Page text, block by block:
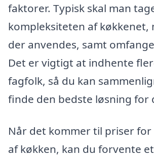
faktorer. Typisk skal man
kompleksiteten af køkkenet,
der anvendes, samt
Det er vigtigt at indhente
fagfolk, så du kan
finde den bedste løsning for
Når det kommer til priser
af køkken, kan du forvente